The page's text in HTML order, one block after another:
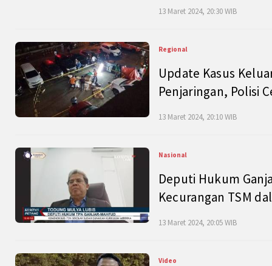
13 Maret 2024, 20:30 WIB
Regional
Update Kasus
Penjaringan, Polisi
13 Maret 2024, 20:10 WIB
Nasional
Deputi Hukum
Kecurangan TSM
13 Maret 2024, 20:05 WIB
Video